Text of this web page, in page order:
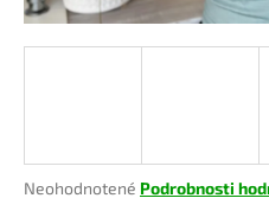
Priemerné
Neohodnotené Podrobnosti
á